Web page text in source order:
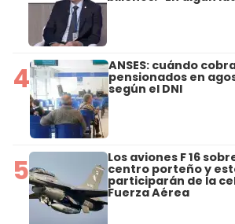
4 ANSES: cuándo
pensionados en
según el DNI
5 Los aviones F 16
centro porteño y
participarán de la
Fuerza Aérea